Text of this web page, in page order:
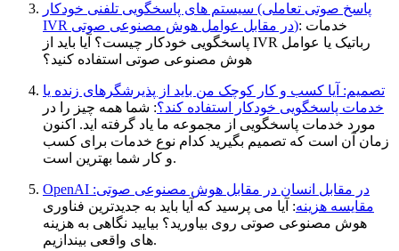
سیستم های پاسخگویی تلفنی خودکار (پاسخ صوتی تعاملی
IVR در مقابل عوامل هوش مصنوعی صوتی): خدمات
پاسخگویی خودکار چیست؟ آیا باید از IVR رباتیک یا عوامل
هوش مصنوعی صوتی استفاده کنید؟
تصمیم: آیا کسب و کار کوچک من باید از پذیرشگرهای زنده یا
خدمات پاسخگویی خودکار استفاده کند؟: شما همه چیز را در
مورد خدمات پاسخگویی از مجموعه ما یاد گرفته اید. اکنون
زمان آن است که تصمیم بگیرید کدام نوع خدمات برای کسب
و کار شما بهترین است.
OpenAI در مقابل انسان در مقابل هوش مصنوعی صوتی:
مقایسه هزینه: آیا می پرسید که آیا باید به جدیدترین فناوری
هوش مصنوعی صوتی روی بیاورید؟ بیایید نگاهی به هزینه
های واقعی بیندازیم.